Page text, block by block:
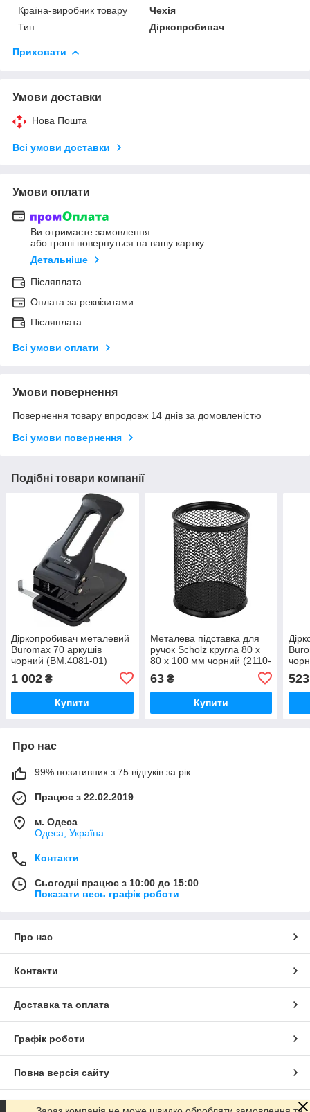
Країна-виробник товару
Чехія
Тип
Діркопробивач
Приховати
Умови доставки
Нова Пошта
Всі умови доставки
Умови оплати
Ви отримаєте замовлення
або гроші повернуться на вашу картку
Детальніше
Післяплата
Оплата за реквізитами
Післяплата
Всі умови оплати
Умови повернення
Повернення товару впродовж 14 днів за домовленістю
Всі умови повернення
Подібні товари компанії
Діркопробивач металевий
Buromax 70 аркушів
чорний (BM.4081-01)
1 002 ₴
Купити
Металева підставка для
ручок Scholz кругла 80 х
80 х 100 мм чорний (2110-
63₴
Купити
523
Про нас
99% позитивних з 75 відгуків за рік
Працює з 22.02.2019
м. Одеса
Одеса, Україна
Контакти
Сьогодні працює з 10:00 до 15:00
Показати весь графік роботи
Про нас
Контакти
Доставка та оплата
Графік роботи
Повна версія сайту
Сайт створено на маркетплейсі Prom.ua